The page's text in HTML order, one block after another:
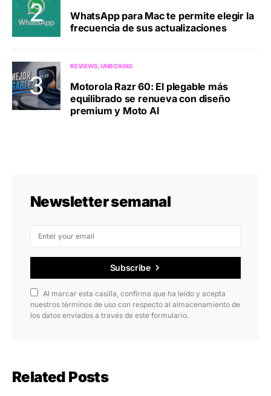
WhatsApp para Mac te permite elegir la
frecuencia de sus actualizaciones
REVIEWS UNBOXING
Motorola Razr 60: El plegable más
equilibrado se renueva con diseño
premium y Moto AI
Newsletter semanal
Subscribe
Al marcar esta casilla, confirma que ha leído y acepta
nuestros términos de uso con respecto al almacenamiento de
los datos enviados a través de este formulario.
Related Posts